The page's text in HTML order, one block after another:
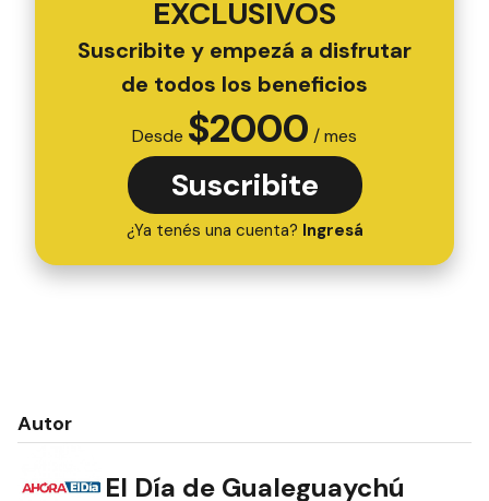
EXCLUSIVOS
Suscribite y empezá a disfrutar
de todos los beneficios
Desde $2000 / mes
Suscribite
¿Ya tenés una cuenta? Ingresá
Autor
El Día de Gualeguaychú